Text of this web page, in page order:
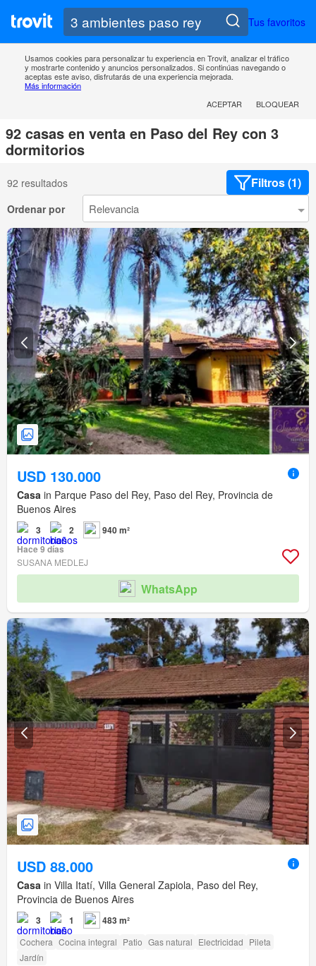
Tus favoritos
Usamos cookies para personalizar tu experiencia en Trovit, analizar el tráfico
y mostrarte contenido y anuncios personalizados. Si continúas navegando o
aceptas este aviso, disfrutarás de una experiencia mejorada.
Más información
ACEPTAR
BLOQUEAR
92 casas en venta en Paso del Rey con 3
dormitorios
92 resultados Filtros (1)
Ordenar por
USD 130.000
Casa in Parque Paso del Rey, Paso del Rey, Provincia de
Buenos Aires
3 2
940 m²
Hace 9 días
SUSANA MEDLEJ
WhatsApp
USD 88.000
Casa in Villa Itatí, Villa General Zapiola, Paso del Rey,
Provincia de Buenos Aires
3 1 483 m²
Cochera Cocina integral Patio Gas natural Electricidad Pileta
Jardín